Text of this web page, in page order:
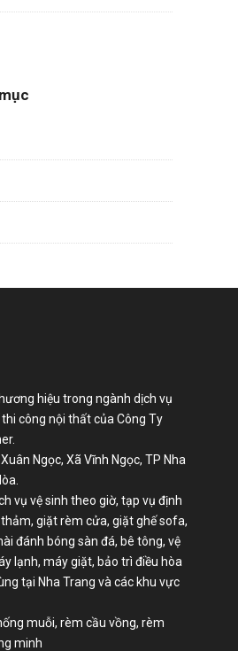
hiệu trong ngành dịch vụ
công nội thất của Công Ty
Ngọc, Xã Vĩnh Ngọc, TP Nha
vụ vệ sinh theo giờ, tạp vụ định
thảm, giặt rèm cửa, giặt ghế sofa,
đánh bóng sàn đá, bê tông, vệ
lạnh, máy giặt, bảo trì điều hòa
tại Nha Trang và các khu vực
muỗi, rèm cầu vồng, rèm
minh